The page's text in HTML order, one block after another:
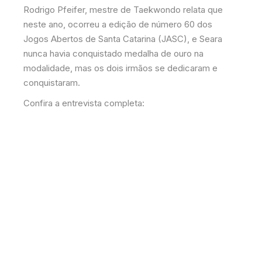
Rodrigo Pfeifer, mestre de Taekwondo relata que
neste ano, ocorreu a edição de número 60 dos
Jogos Abertos de Santa Catarina (JASC), e Seara
nunca havia conquistado medalha de ouro na
modalidade, mas os dois irmãos se dedicaram e
conquistaram.
Confira a entrevista completa: